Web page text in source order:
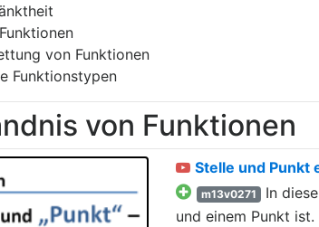
von Funktionen
Funktionstypen
von Funktionen
Stelle und Punkt
m13v0271 In
und einem Punkt